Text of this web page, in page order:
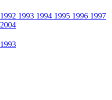
1992 1993 1994 1995 1996 1997
2004
1993